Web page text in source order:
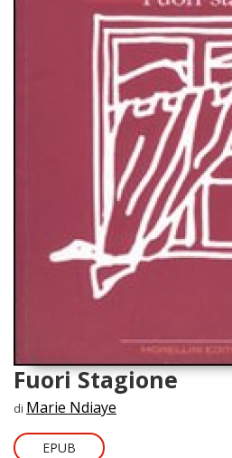
Fuori Stagione
di Marie Ndiaye
EPUB